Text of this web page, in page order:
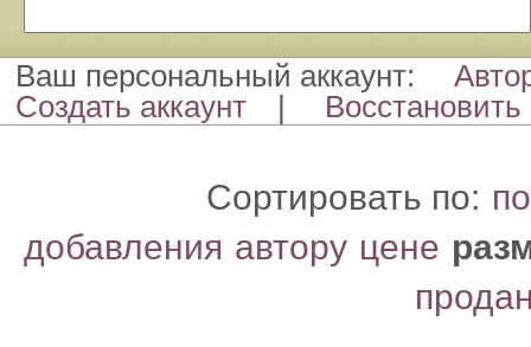
Ваш персональный аккаунт:
Создать аккаунт
| Восстановить
Сортировать по:
добавления автору цене